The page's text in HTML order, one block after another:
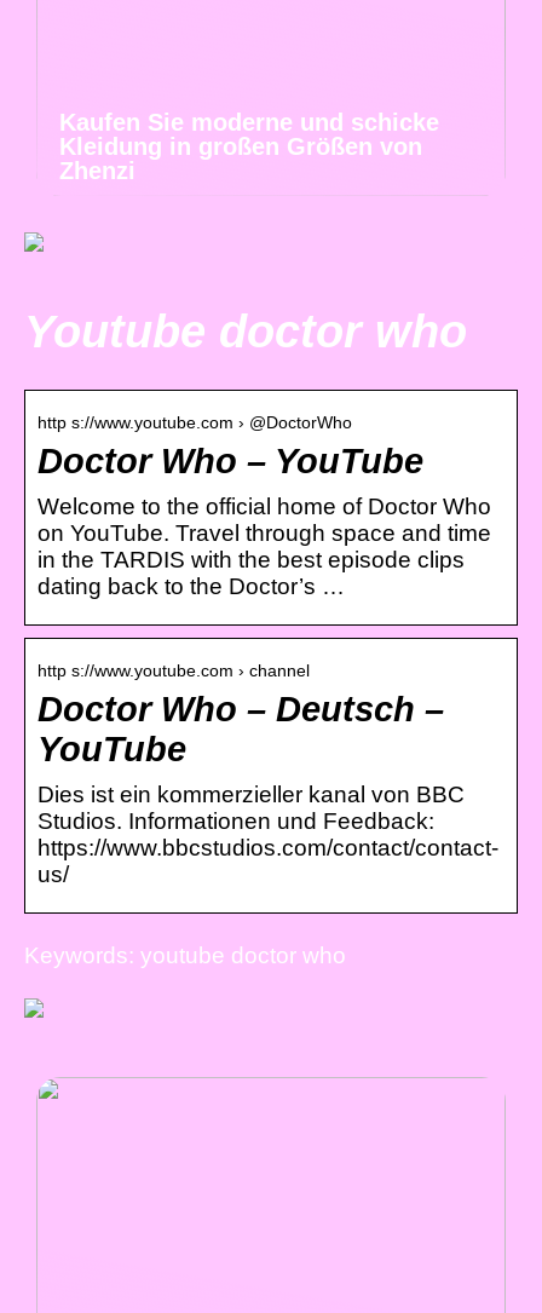
Kaufen Sie moderne und schicke
Kleidung in großen Größen von
Zhenzi
Youtube doctor who
http s://www.youtube.com › @DoctorWho
Doctor Who – YouTube
Welcome to the official home of Doctor Who
on YouTube. Travel through space and time
in the TARDIS with the best episode clips
dating back to the Doctor’s …
http s://www.youtube.com › channel
Doctor Who – Deutsch –
YouTube
Dies ist ein kommerzieller kanal von BBC
Studios. Informationen und Feedback:
https://www.bbcstudios.com/contact/contact-
us/
Keywords: youtube doctor who